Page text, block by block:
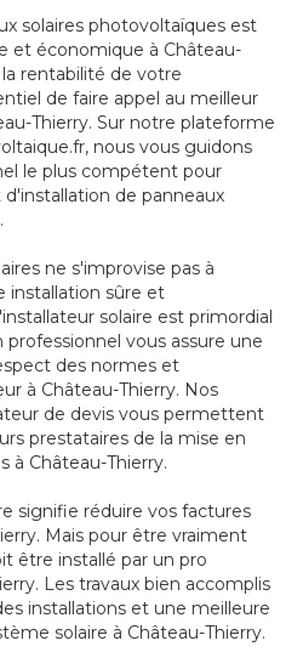
solaires photovoltaïques est
et économique à Château-
rentabilité de votre
de faire appel au meilleur
Thierry. Sur notre plateforme
nous vous guidons
le plus compétent pour
de panneaux
ne s'improvise pas à
installation sûre et
solaire est primordial
professionnel vous assure une
des normes et
à Château-Thierry. Nos
de devis vous permettent
prestataires de la mise en
à Château-Thierry.
signifie réduire vos factures
Mais pour être vraiment
être installé par un pro
Les travaux bien accomplis
installations et une meilleure
solaire à Château-Thierry.